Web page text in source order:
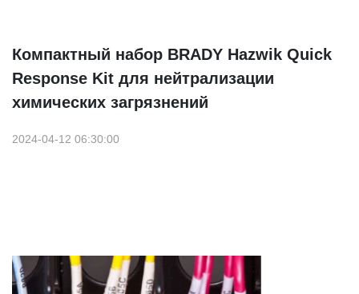
Компактный набор BRADY Hazwik Quick
Response Kit для нейтрализации
химических загрязнений
2024-04-12 06:30:00